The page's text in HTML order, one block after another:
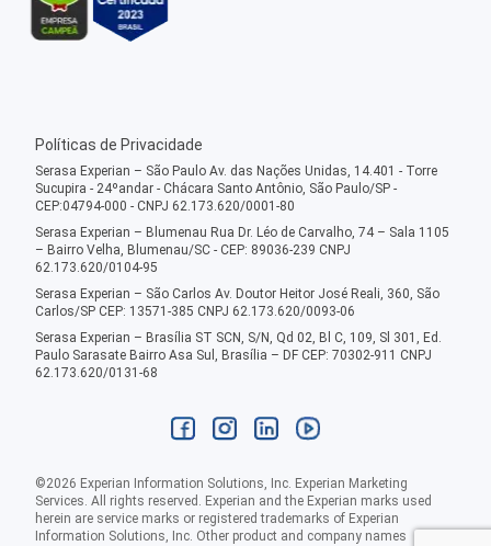
Políticas de Privacidade
Serasa Experian – São Paulo Av. das Nações Unidas, 14.401 - Torre
Sucupira - 24ºandar - Chácara Santo Antônio, São Paulo/SP -
CEP:04794-000 - CNPJ 62.173.620/0001-80
Serasa Experian – Blumenau Rua Dr. Léo de Carvalho, 74 – Sala 1105
– Bairro Velha, Blumenau/SC - CEP: 89036-239 CNPJ
62.173.620/0104-95
Serasa Experian – São Carlos Av. Doutor Heitor José Reali, 360, São
Carlos/SP CEP: 13571-385 CNPJ 62.173.620/0093-06
Serasa Experian – Brasília ST SCN, S/N, Qd 02, Bl C, 109, Sl 301, Ed.
Paulo Sarasate Bairro Asa Sul, Brasília – DF CEP: 70302-911 CNPJ
62.173.620/0131-68
©2026 Experian Information Solutions, Inc. Experian Marketing
Services. All rights reserved. Experian and the Experian marks used
herein are service marks or registered trademarks of Experian
Information Solutions, Inc. Other product and company names